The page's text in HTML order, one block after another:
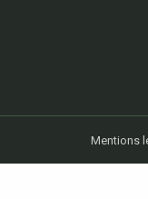
Mentions